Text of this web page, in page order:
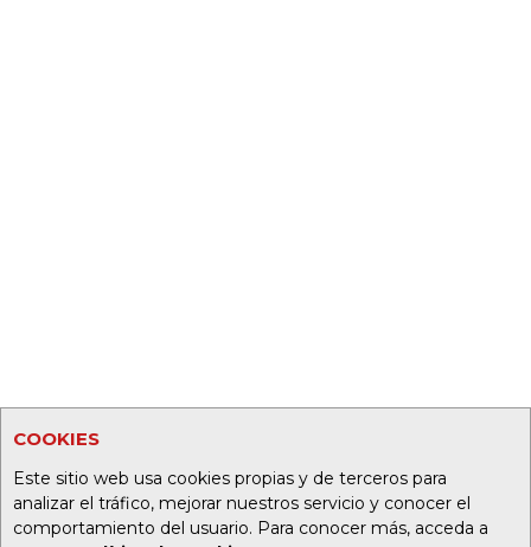
COOKIES
Este sitio web usa cookies propias y de terceros para
analizar el tráfico, mejorar nuestros servicio y conocer el
comportamiento del usuario. Para conocer más, acceda a